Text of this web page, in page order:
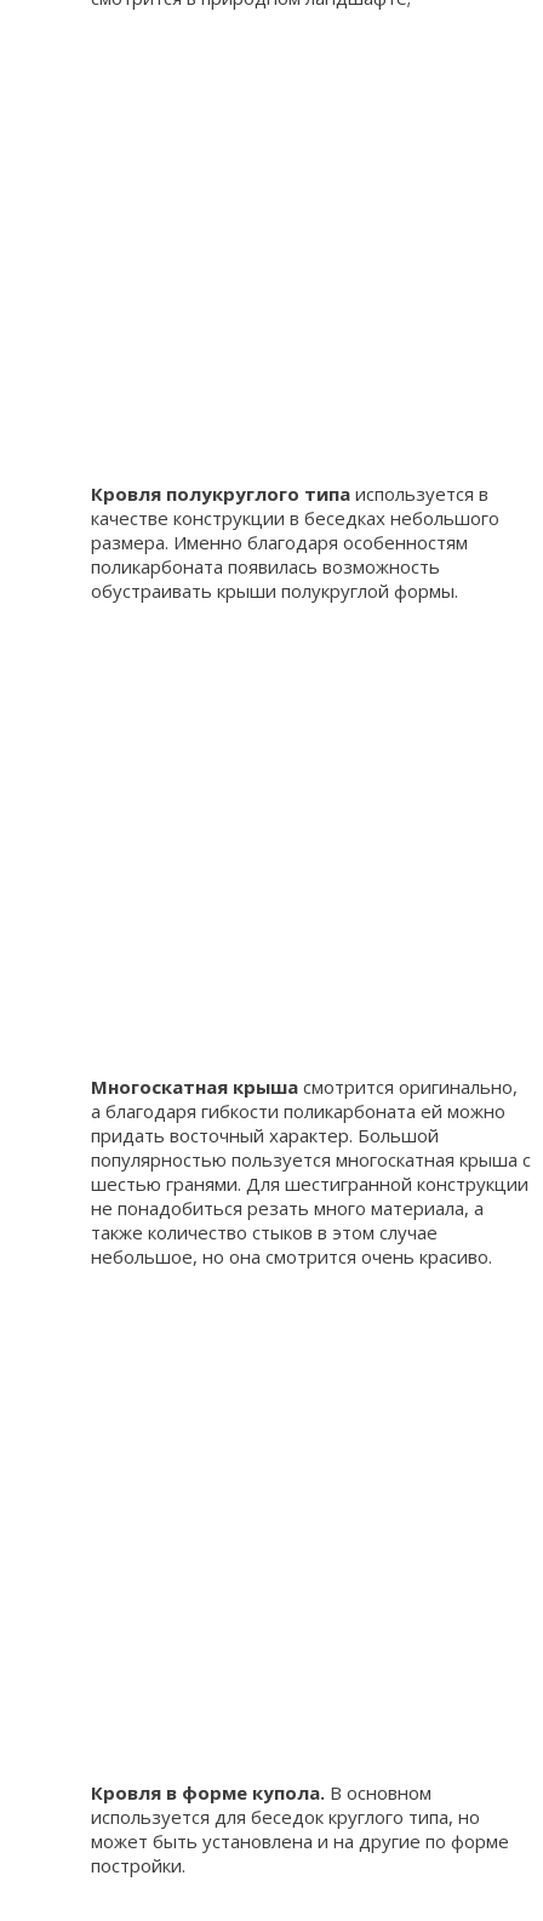
Кровля полукруглого типа используется в
качестве конструкции в беседках небольшого
размера. Именно благодаря особенностям
поликарбоната появилась возможность
обустраивать крыши полукруглой формы.
Многоскатная крыша смотрится оригинально,
а благодаря гибкости поликарбоната ей можно
придать восточный характер. Большой
популярностью пользуется многоскатная крыша с
шестью гранями. Для шестигранной конструкции
не понадобиться резать много материала, а
также количество стыков в этом случае
небольшое, но она смотрится очень красиво.
Кровля в форме купола. В основном
используется для беседок круглого типа, но
может быть установлена и на другие по форме
постройки.